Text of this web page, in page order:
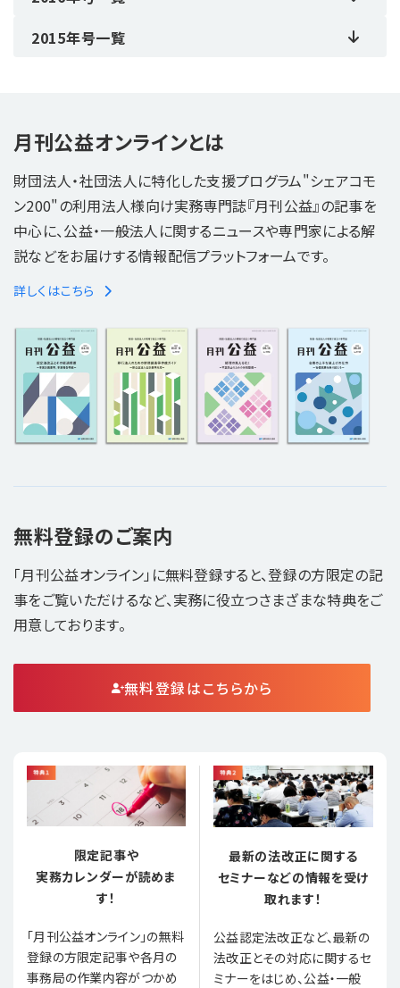
2015年号一覧
月刊公益オンラインとは
財団法人・社団法人に特化した支援プログラム"シェアコモ
ン200"の利用法人様向け実務専門誌『月刊公益』の記事を
中心に、公益・一般法人に関するニュースや専門家による解
説などをお届けする情報配信プラットフォームです。
詳しくはこちら
無料登録のご案内
「月刊公益オンライン」に無料登録すると、登録の方限定の記
事をご覧いただけるなど、実務に役立つさまざまな特典をご
用意しております。
無料登録はこちらから
限定記事や
実務カレンダーが読めま
す！
「月刊公益オンライン」の無料
登録の方限定記事や各月の
事務局の作業内容がつかめ
最新の法改正に関する
セミナーなどの情報を受け
取れます！
公益認定法改正など、最新の
法改正とその対応に関するセ
ミナーをはじめ、公益・一般